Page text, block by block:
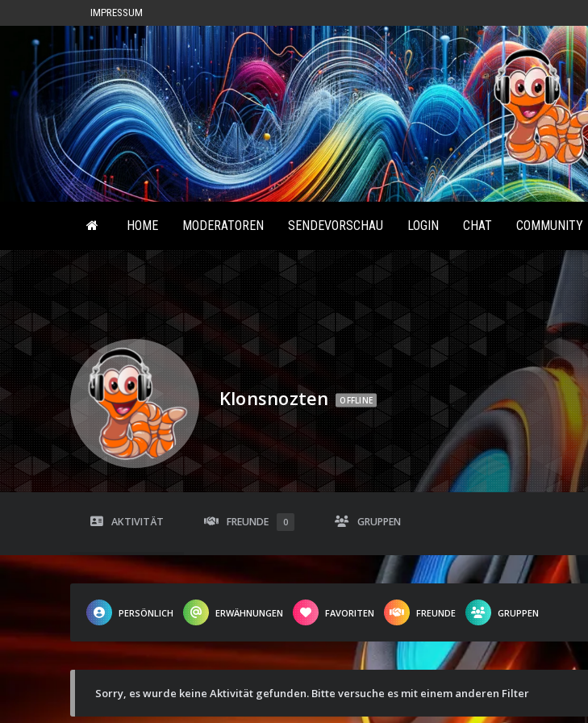
IMPRESSUM
Radio
Waterlu
HOME MODERATOREN SENDEVORSCHAU LOGIN CHAT COMMUNITY
Klonsnozten OFFLINE
AKTIVITÄT FREUNDE 0 GRUPPEN
PERSÖNLICH ERWÄHNUNGEN FAVORITEN FREUNDE GRUPPEN
Sorry, es wurde keine Aktivität gefunden. Bitte versuche es mit einem anderen Filter